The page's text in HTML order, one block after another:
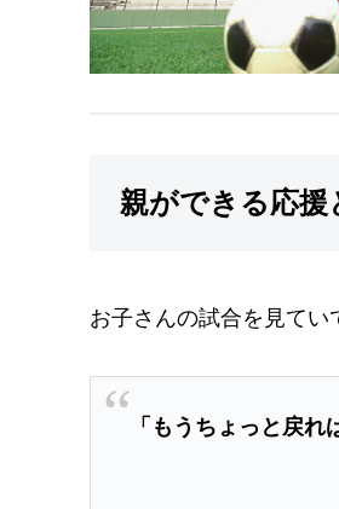
親ができる応援
お子さんの試合を見てい
「もうちょっと戻れ